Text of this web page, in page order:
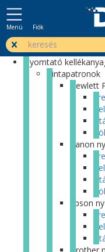
Menü Fiók
Nyomtató
Tintapatronok
Canon
Epson